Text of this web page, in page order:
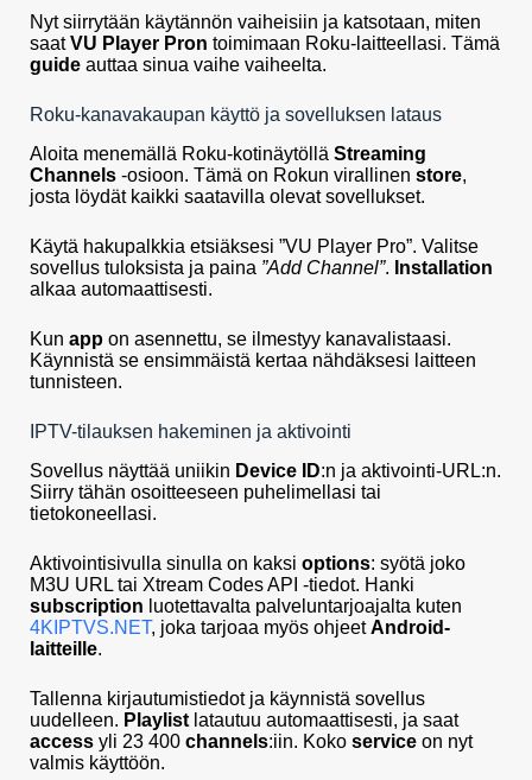
Nyt siirrytään käytännön vaiheisiin ja katsotaan, miten
saatVU Player Pron toimimaan Roku-laitteellasi. Tämä
guide auttaa sinua vaihe vaiheelta.
Roku-kanavakaupan käyttö ja sovelluksen lataus
Aloita menemällä Roku-kotinäytöllä Streaming
Channels -osioon. Tämä on Rokun virallinen store,
josta löydät kaikki saatavilla olevat sovellukset.
Käytä hakupalkkia etsiäksesi ”VU Player Pro”. Valitse
sovellus tuloksista ja paina ”Add Channel”. Installation
alkaa automaattisesti.
Kun app on asennettu, se ilmestyy kanavalistaasi.
Käynnistä se ensimmäistä kertaa nähdäksesi laitteen
tunnisteen.
IPTV-tilauksen hakeminen ja aktivointi
Sovellus näyttää uniikin Device ID:n ja aktivointi-URL:n.
Siirry tähän osoitteeseen puhelimellasi tai
tietokoneellasi.
Aktivointisivulla sinulla on kaksi options: syötä joko
M3U URL tai Xtream Codes API -tiedot. Hanki
subscription luotettavalta palveluntarjoajalta kuten
4KIPTVS.NET, joka tarjoaa myös ohjeetAndroid-
laitteille.
Tallenna kirjautumistiedot ja käynnistä sovellus
uudelleen. Playlist latautuu automaattisesti, ja saat
access yli 23 400 channels:iin. Koko service on nyt
valmis käyttöön.